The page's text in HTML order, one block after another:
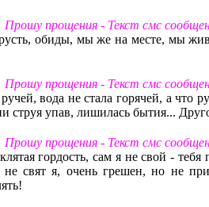
Прошу прощения - Текст смс
обиды, мы же на месте, мы
Прошу прощения - Текст смс
вода не стала горячей, а что
струя упав, лишилась бытия...
Прошу прощения - Текст смс
гордость, сам я не свой -
свят я, очень грешен, но не